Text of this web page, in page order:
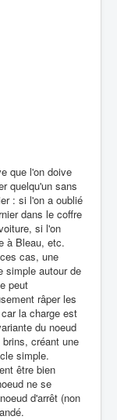
que l'on doive
quelqu'un sans
: si l'on a oublié
dans le coffre
si l'on
à Bleau, etc.
cas, une
simple autour de
peut
râper les
la charge est
du noeud
créant une
simple.
être bien
ne se
d'arrêt (non